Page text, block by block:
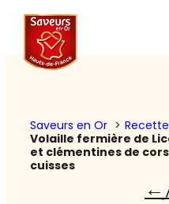
Aller
contenu
Saveurs en Or
Volaille fermière de
et clémentines de
cuisses